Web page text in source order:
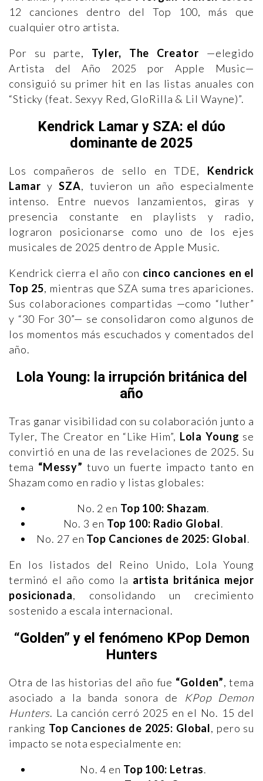
12 canciones dentro del Top 100, más que
cualquier otro artista.
Por su parte, Tyler, The Creator —elegido
Artista del Año 2025 por Apple Music—
consiguió su primer hit en las listas anuales con
“Sticky (feat. Sexyy Red, GloRilla & Lil Wayne)”.
Kendrick Lamar y SZA: el dúo
dominante de 2025
Los compañeros de sello en TDE, Kendrick
Lamar y SZA, tuvieron un año especialmente
intenso. Entre nuevos lanzamientos, giras y
presencia constante en playlists y radio,
lograron posicionarse como uno de los ejes
musicales de 2025 dentro de Apple Music.
Kendrick cierra el año con cinco canciones en el
Top 25, mientras que SZA suma tres apariciones.
Sus colaboraciones compartidas —como “luther”
y “30 For 30”— se consolidaron como algunos de
los momentos más escuchados y comentados del
año.
Lola Young: la irrupción británica del
año
Tras ganar visibilidad con su colaboración junto a
Tyler, The Creator en “Like Him”, Lola Young se
convirtió en una de las revelaciones de 2025. Su
tema “Messy” tuvo un fuerte impacto tanto en
Shazam como en radio y listas globales:
No. 2 en Top 100: Shazam.
No. 3 en Top 100: Radio Global.
No. 27 en Top Canciones de 2025: Global.
En los listados del Reino Unido, Lola Young
terminó el año como la artista británica mejor
posicionada, consolidando un crecimiento
sostenido a escala internacional.
“Golden” y el fenómeno KPop Demon
Hunters
Otra de las historias del año fue “Golden”, tema
asociado a la banda sonora de KPop Demon
Hunters. La canción cerró 2025 en el No. 15 del
ranking Top Canciones de 2025: Global, pero su
impacto se nota especialmente en:
No. 4 en Top 100: Letras.